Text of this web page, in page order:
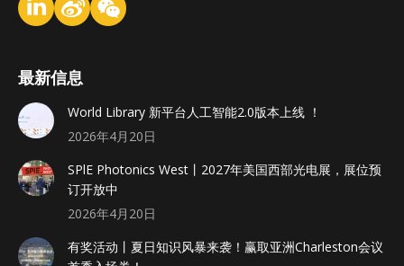
最新信息
World Library 新平台人工智能2.0版本上线 ！
2026年4月20日
SPlE Photonics West丨2027年美国西部光电展，展位预
订开放中
2026年4月20日
有奖活动丨夏日知识风暴来袭！赢取亚洲Charleston会议